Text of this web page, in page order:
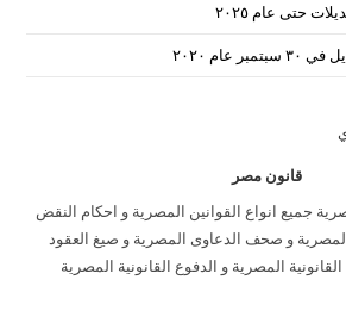
حتى عام ٢٠٢٥
عام ٢٠٢٠
قانون مصر
جميع انواع القوانين المصرية و احكام النقض
و صحف الدعاوى المصرية و صيغ العقود
المصرية و الدفوع القانونية المصرية